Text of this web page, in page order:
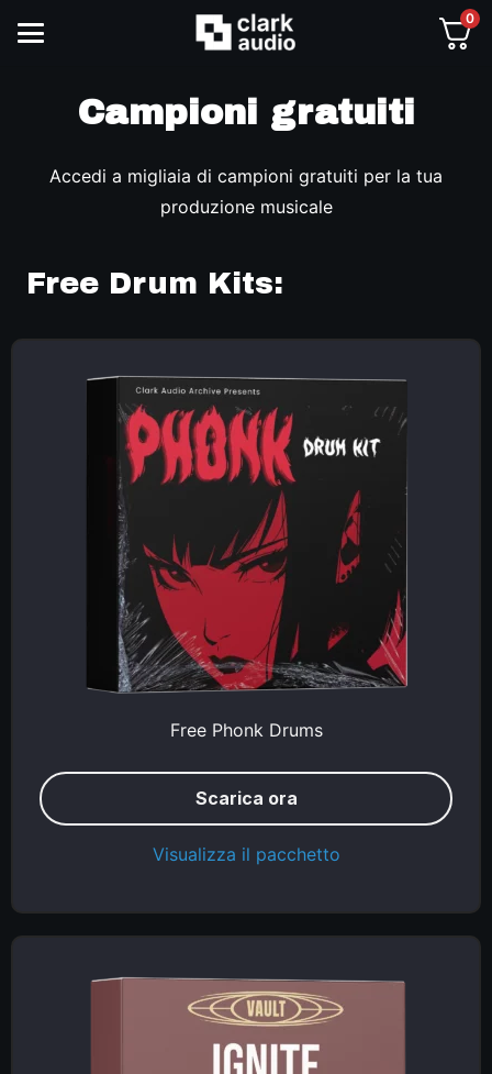
0
Campioni gratuiti
Accedi a migliaia di campioni gratuiti per la tua
produzione musicale
Free Drum Kits:
Free Phonk Drums
Scarica ora
Visualizza il pacchetto